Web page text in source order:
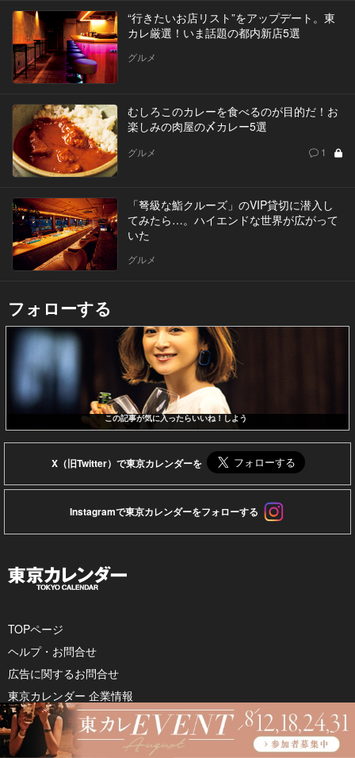
“行きたいお店リスト”をアップデート。東
カレ厳選！いま話題の都内新店5選
グルメ
むしろこのカレーを食べるのが目的だ！お
楽しみの肉屋の〆カレー5選
グルメ 1
「弩級な鮨クルーズ」のVIP貸切に潜入し
てみたら…。ハイエンドな世界が広がって
いた
グルメ
フォローする
この記事が気に入ったらいいね！しよう
X（旧Twitter）で東京カレンダーを
Instagramで東京カレンダーをフォローする
TOPページ
ヘルプ・お問合せ
広告に関するお問合せ
東京カレンダー 企業情報
利用規約
個人情報保護方針